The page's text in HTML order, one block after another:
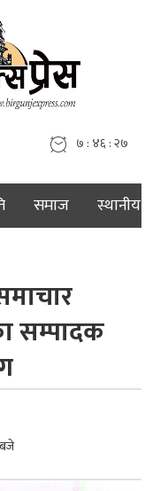
७ : ४६ : २८
समाज स्थानीय
सम्पादक